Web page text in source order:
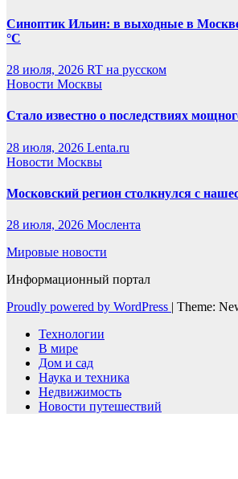
Синоптик Ильин: в выходные в Москве
°C
28 июля, 2026 RT на русском
Новости Москвы
Стало известно о последствиях
28 июля, 2026 Lenta.ru
Новости Москвы
Московский регион столкнулся с
28 июля, 2026 Мослента
Мировые новости
Информационный портал
Proudly powered by WordPress | Theme:
Технологии
В мире
Дом и сад
Наука и техника
Недвижимость
Новости путешествий